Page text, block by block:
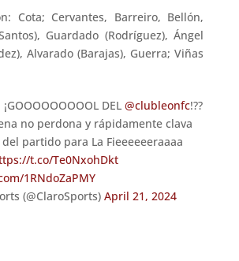
Cota; Cervantes, Barreiro, Bellón,
Guardado (Rodríguez), Ángel
Alvarado (Barajas), Guerra; Viñas
¡GOOOOOOOOOL DEL @clubleonfc!??
no perdona y rápidamente clava
partido para La Fieeeeeeraaaa
t.co/Te0NxohDkt
1RNdoZaPMY
(@ClaroSports) April 21, 2024